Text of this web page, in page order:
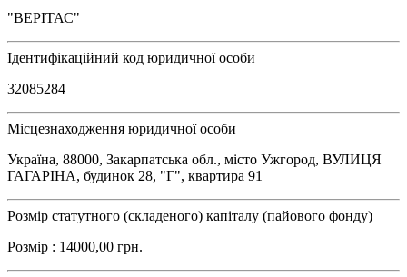
"ВЕРІТАС"
Ідентифікаційний код юридичної особи
32085284
Місцезнаходження юридичної особи
Україна, 88000, Закарпатська обл., місто Ужгород, ВУЛИЦЯ
ГАГАРІНА, будинок 28, "Г", квартира 91
Розмір статутного (складеного) капіталу (пайового фонду)
Розмір : 14000,00 грн.